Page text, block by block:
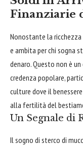
Finanziarie
Nonostante la
e ambita per chi sogna
denaro. Questo non è
credenza popolare,
culture dove il
alla fertilità del
Un Segnale di
Il sogno di sterco di